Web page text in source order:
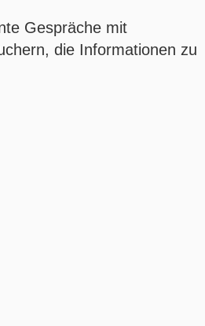
Gespräche mit
die Informationen zu